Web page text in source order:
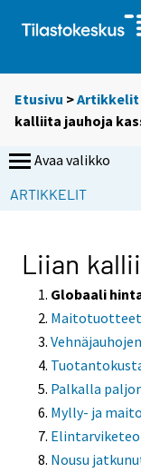
Etusivu >Artikkelit
kalliita jauhoja
Avaa valikko
ARTIKKELIT
Liian
Globaali
Maitotuotteet
Palkalla
Mylly- ja
Nousu